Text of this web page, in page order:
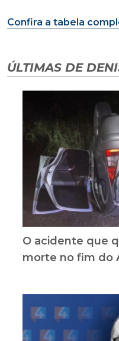
Confira a tabela
ÚLTIMAS DE
O acidente que
morte no fim do